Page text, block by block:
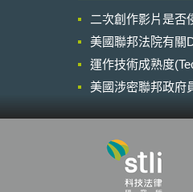
的專利授權，該先
得國際專利有效保
受到電子申請
舞， 2004年國際
正式突破了一百萬
一年依據專利合作
萬多件。其中美國
榜首，但增長速度
─即：日本、韓國
二次創作影片是否
美國聯邦法院有關
運作技術成熟度
美國涉密聯邦政府